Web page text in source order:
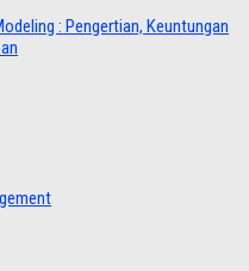
: Pengertian, Keuntungan